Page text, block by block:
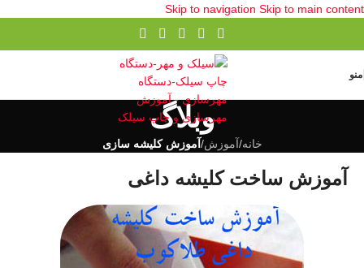
Skip to navigation Skip to main content
منو
وبلاگ
خانه/آموزش/ آموزش کلیشه سازی
آموزش ساخت کلیشه داغی